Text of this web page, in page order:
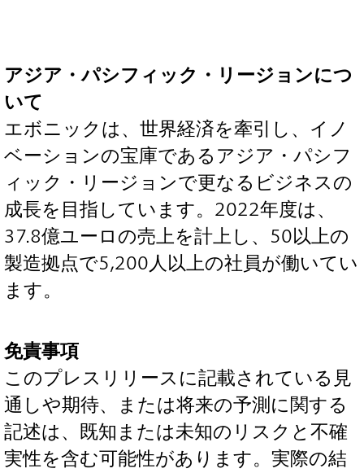
アジア・パシフィック・リージョンにつ
いて
エボニックは、世界経済を牽引し、イノ
ベーションの宝庫であるアジア・パシフ
ィック・リージョンで更なるビジネスの
成長を目指しています。2022年度は、
37.8億ユーロの売上を計上し、50以上の
製造拠点で5,200人以上の社員が働いてい
ます。
免責事項
このプレスリリースに記載されている見
通しや期待、または将来の予測に関する
記述は、既知または未知のリスクと不確
実性を含む可能性があります。実際の結